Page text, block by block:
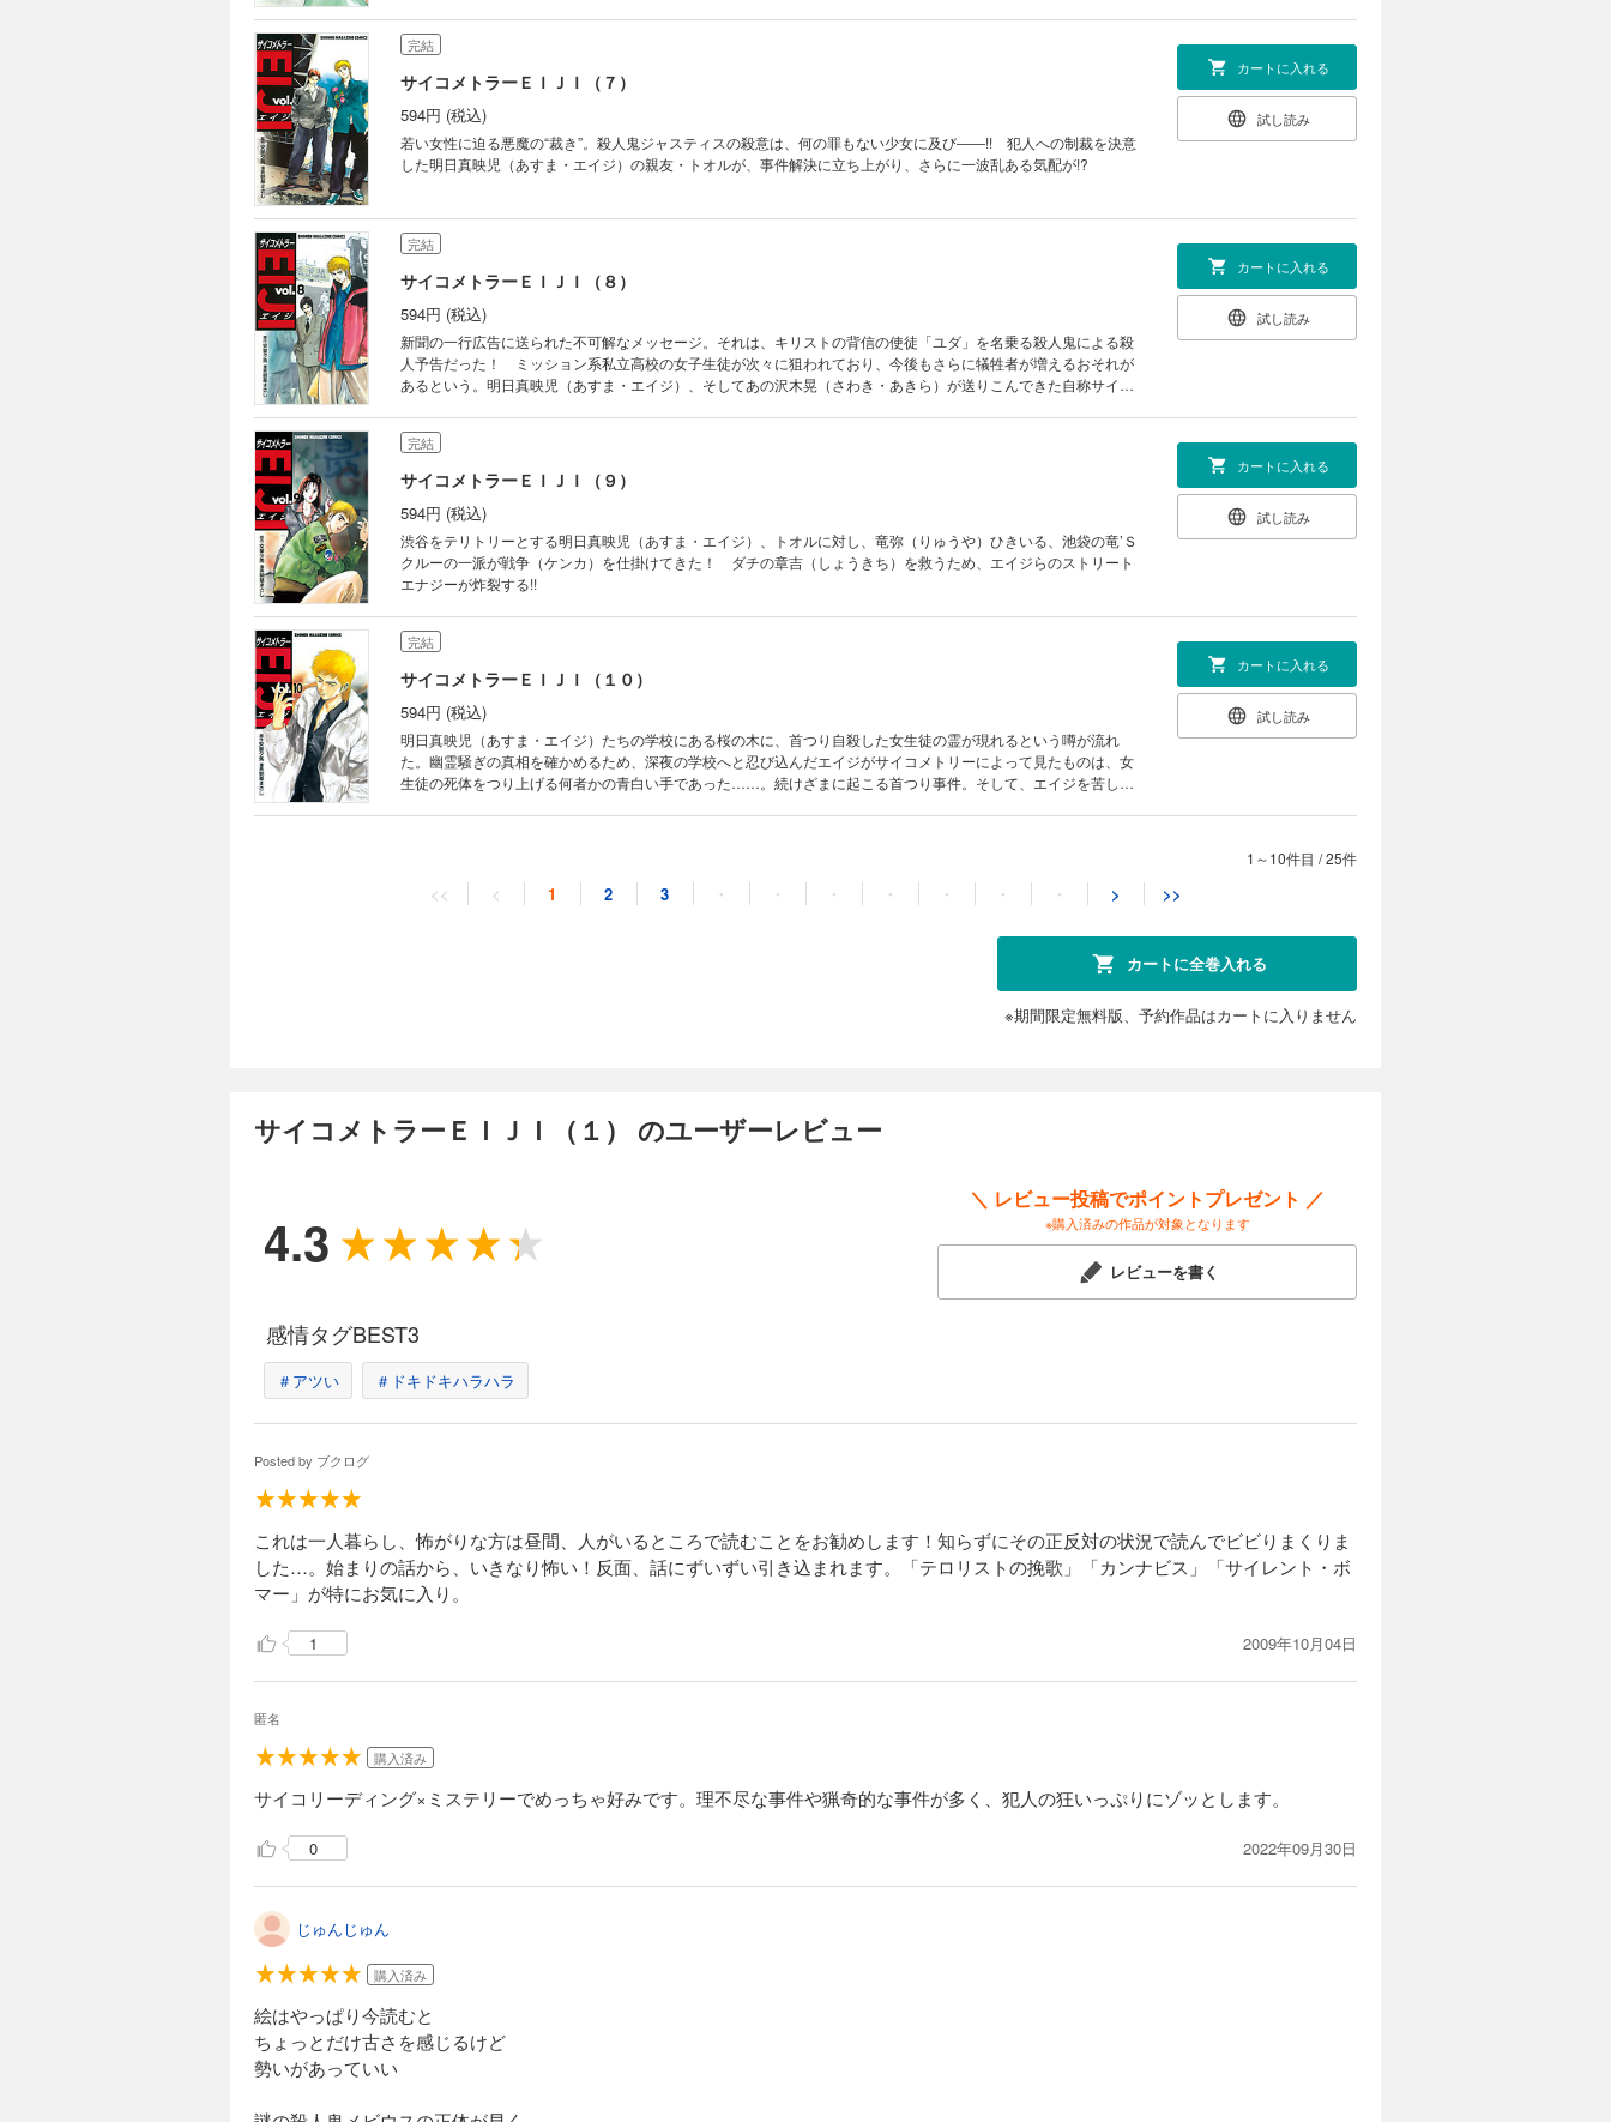
完結
サイコメトラーＥＩＪＩ（７）
594円 (税込)
若い女性に迫る悪魔の“裁き”。殺人鬼ジャスティスの殺意は、何の罪もない少女に及び――!! 犯人への制裁を決意
した明日真映児（あすま・エイジ）の親友・トオルが、事件解決に立ち上がり、さらに一波乱ある気配が!?
カートに入れる
試し読み
完結
サイコメトラーＥＩＪＩ（８）
594円 (税込)
新聞の一行広告に送られた不可解なメッセージ。それは、キリストの背信の使徒「ユダ」を名乗る殺人鬼による殺
人予告だった！ ミッション系私立高校の女子生徒が次々に狙われており、今後もさらに犠牲者が増えるおそれが
あるという。明日真映児（あすま・エイジ）、そしてあの沢木晃（さわき・あきら）が送りこんできた自称サイコ
カートに入れる
試し読み
完結
サイコメトラーＥＩＪＩ（９）
594円 (税込)
渋谷をテリトリーとする明日真映児（あすま・エイジ）、トオルに対し、竜弥（りゅうや）ひきいる、池袋の竜’Ｓ
クルーの一派が戦争（ケンカ）を仕掛けてきた！ ダチの章吉（しょうきち）を救うため、エイジらのストリート
エナジーが炸裂する!!
カートに入れる
試し読み
完結
サイコメトラーＥＩＪＩ（１０）
594円 (税込)
明日真映児（あすま・エイジ）たちの学校にある桜の木に、首つり自殺した女生徒の霊が現れるという噂が流れ
た。幽霊騒ぎの真相を確かめるため、深夜の学校へと忍び込んだエイジがサイコメトリーによって見たものは、女
生徒の死体をつり上げる何者かの青白い手であった……。続けざまに起こる首つり事件。そして、エイジを苦しめ
カートに入れる
試し読み
サイコメトラーＥＩＪＩ（１１）
594円 (税込)
明日真映児（あすま・エイジ）、トオルらが仕切る渋谷に不穏な空気が漂いはじめた。狂犬、安岡（やすおか）が
街の秩序を壊そうと戻ってきたのだ！ エイジが安岡の急襲にあい、そこへトオルのセンパイという幾島（いくし
カートに入れる
レストランのコックばかりを狙った連続殺人事件が発生！ 殺害現場のテーブルには豪華なフルコース料理の痕跡
もとに心理分析を試みるが、どうしても犯人を特定することができない。異常な凶行をくり返す「殺人シェフ」の
正体は!?
完結
明日真映児（あすま・エイジ）の妹・恵美（えみ）は、カワイくてモテるのにかなりのブラコン。ある日、エイジ
に似た医大生にナンパされる。恵美の鞄にあった医大生の名刺から不吉なものを感じたエイジは!? 兄と妹の関係
は、微妙にラブラブです。また、今までなぜうまくやってこられたのか不思議なほど気質の違うエイジと葛西裕介
（かさい・ゆうすけ）。裕介が襲撃にあい、バンド活動の危機が訪れた。そして二人の信頼関係も壊れてい
く……!?
ひとりの少女が列車に飛び込み自殺し、その事件のしばらく後に、連続少年射殺事件が起こった……。少女と少年
たちの衝撃的な関係が明らかになるにつれ、隠れていた真相が、少しずつ見え始めた。捜査を進めるうち、事件が
プロの犯行と確信した志摩の心に、ある容疑者が浮かび上がった。そこには、犯人と自殺した少女との悲しき因縁
が……。果たして明日真映児（あすま・エイジ）と志摩は、この血塗られた復讐劇を止めることができるのか!?
ために復讐鬼と化した轟を追いつめていく明日真映児（あすま・エイジ）と志摩（しま）刑事。しかし、志摩と轟
は、血塗られた復讐劇に終止符を打つことができるのか？
ーしたのは、霧につつまれた大きな洋館。その館には、一歩も家の外に出ず、話すのは代わりの人形という17歳の
こる。そして、エイジまでが被害者の一人となってしまった！
カートに入れる
完結
1～10件目 /25件
<< < 1 2 3 ・ ・ ・ ・ ・ ・ ・ > >>
カートに全巻入れる
※期間限定無料版、予約作品はカートに入りません
サイコメトラーＥＩＪＩ（１） のユーザーレビュー
4.3
＼ レビュー投稿でポイントプレゼント ／
※購入済みの作品が対象となります
レビューを書く
感情タグBEST3
＃アツい ＃ドキドキハラハラ
Posted by ブクログ
これは一人暮らし、怖がりな方は昼間、人がいるところで読むことをお勧めします！知らずにその正反対の状況で読んでビビりまくりま
した…。始まりの話から、いきなり怖い！反面、話にずいずい引き込まれます。「テロリストの挽歌」「カンナビス」「サイレント・ボ
マー」が特にお気に入り。
1 2009年10月04日
匿名
購入済み
サイコリーディング×ミステリーでめっちゃ好みです。理不尽な事件や猟奇的な事件が多く、犯人の狂いっぷりにゾッとします。
0 2022年09月30日
じゅんじゅん
購入済み
絵はやっぱり今読むと
ちょっとだけ古さを感じるけど
勢いがあっていい